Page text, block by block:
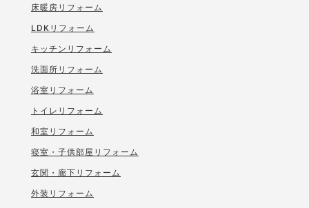
床暖房リフォーム
LDKリフォーム
キッチンリフォーム
洗面所リフォーム
浴室リフォーム
トイレリフォーム
和室リフォーム
寝室・子供部屋リフォーム
玄関・廊下リフォーム
外装リフォーム